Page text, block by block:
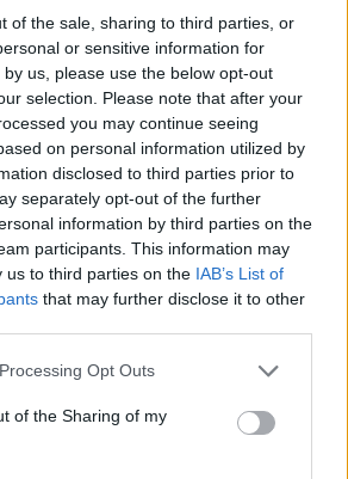
of the sale, sharing to third parties, or
or sensitive information for
us, please use the below opt-out
selection. Please note that after your
you may continue seeing
on personal information utilized by
disclosed to third parties prior to
separately opt-out of the further
information by third parties on the
participants. This information may
us to third parties on the IAB’s List of
that may further disclose it to other
website/app uses one or more Google
or usage behaviour. You may click to
to Google and its third-party tags to
specified purposes in below Google
Opt Outs
of the Sharing of my
ez minden idők legjobb játéka
a szuperhősfilmeket, hanem a
imádja.